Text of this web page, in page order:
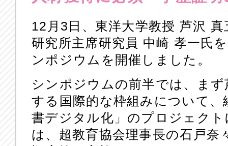
12月3日、東洋大学教授 芦沢
研究所主席研究員 中崎 孝一氏
ンポジウムを開催しました。
シンポジウムの前半では、ま
する国際的な枠組みについて
書デジタル化」のプロジェク
は、超教育協会理事長の石戸